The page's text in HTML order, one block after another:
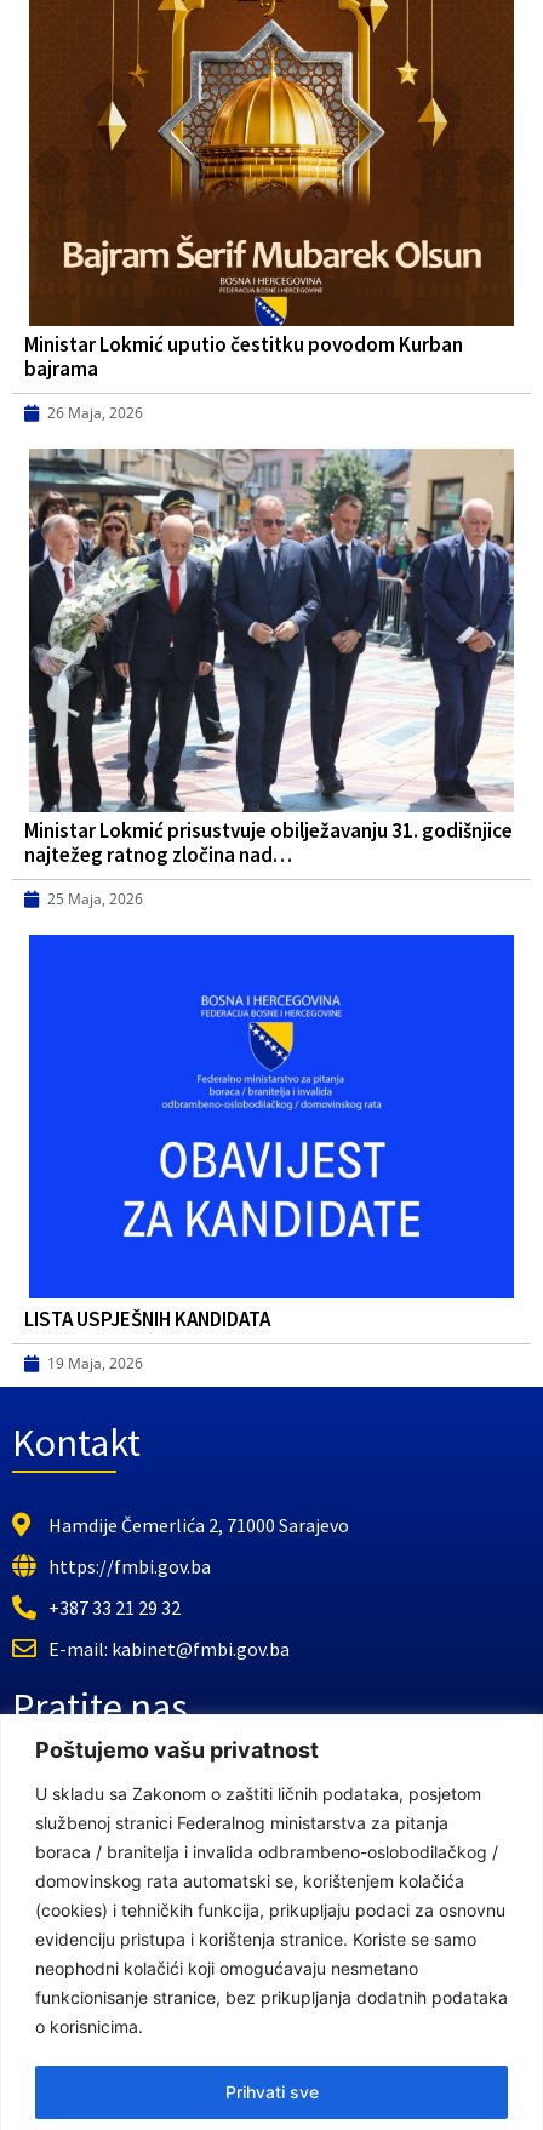
Poštujemo vašu privatnost
U skladu sa Zakonom o zaštiti ličnih podataka, posjetom
službenoj stranici Federalnog ministarstva za pitanja
boraca / branitelja i invalida odbrambeno-oslobodilačkog /
domovinskog rata automatski se, korištenjem kolačića
(cookies) i tehničkih funkcija, prikupljaju podaci za osnovnu
evidenciju pristupa i korištenja stranice. Koriste se samo
neophodni kolačići koji omogućavaju nesmetano
funkcionisanje stranice, bez prikupljanja dodatnih podataka
o korisnicima.
Prihvati sve
Ministar Lokmić uputio čestitku povodom Kurban
bajrama
26 Maja, 2026
Ministar Lokmić prisustvuje obilježavanju 31. godišnjice
najtežeg ratnog zločina nad…
25 Maja, 2026
LISTA USPJEŠNIH KANDIDATA
19 Maja, 2026
Kontakt
Hamdije Čemerlića 2, 71000 Sarajevo
https://fmbi.gov.ba
+387 33 21 29 32
E-mail: kabinet@fmbi.gov.ba
Pratite nas
Facebook Stranica
Youtube Kanal
Linkovi
Vlada Federacije Bosne i Hercegovine
Federalno ministarstvo finansija
Federalno ministarstvo rada i socijalne politike